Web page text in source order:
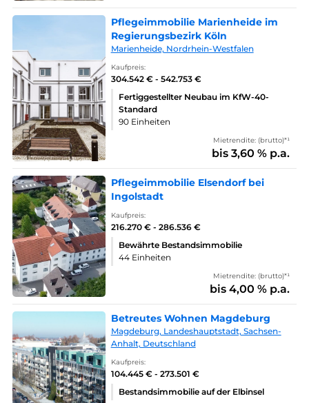
Pflegeimmobilie Marienheide im
Regierungsbezirk Köln
Marienheide, Nordrhein-Westfalen
Kaufpreis:
304.542 € - 542.753 €
Fertiggestellter Neubau im KfW-40-
Standard
90 Einheiten
Mietrendite: (brutto)*¹
bis 3,60 % p.a.
Pflegeimmobilie Elsendorf bei
Ingolstadt
Kaufpreis:
216.270 € - 286.536 €
Bewährte Bestandsimmobilie
44 Einheiten
Mietrendite: (brutto)*¹
bis 4,00 % p.a.
Betreutes Wohnen Magdeburg
Magdeburg, Landeshauptstadt, Sachsen-
Anhalt, Deutschland
Kaufpreis:
104.445 € - 273.501 €
Bestandsimmobilie auf der Elbinsel